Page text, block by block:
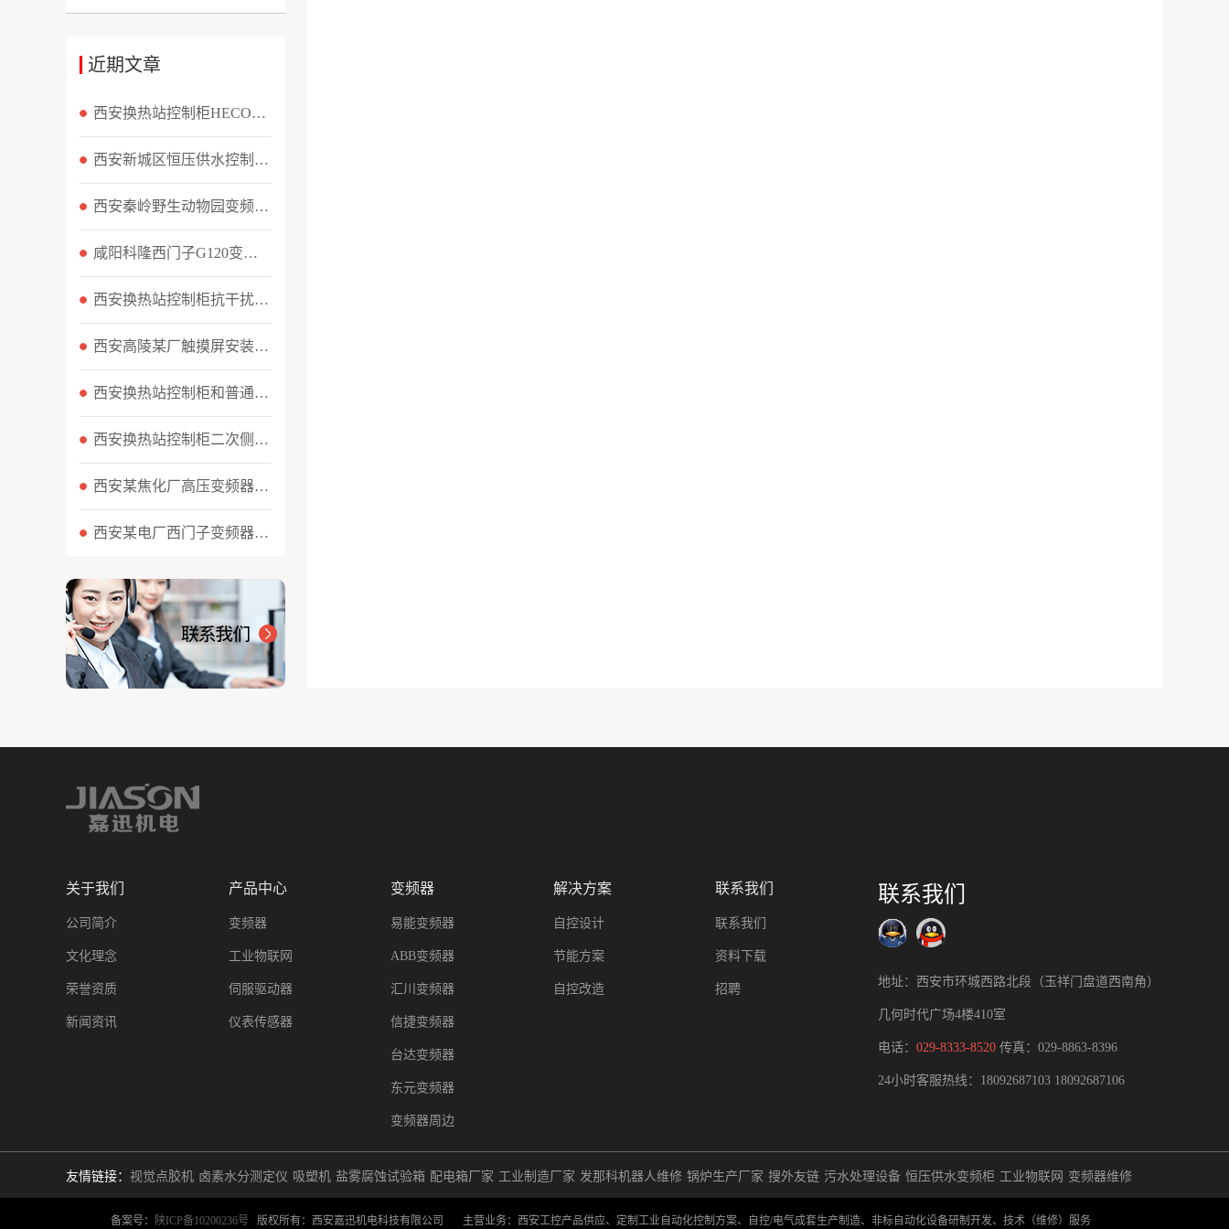
近期文章
西安换热站控制柜HECO系列产品介绍与选型配置
西安新城区恒压供水控制柜无法恒压？三处隐患排查实录
西安秦岭野生动物园变频器输出缺相故障排查记录
咸阳科隆西门子G120变频器F30004过载故障现场维修实录
西安换热站控制柜抗干扰措施都有哪些
西安高陵某厂触摸屏安装与变频器调试实录
西安换热站控制柜和普通水泵控制柜区别？
西安换热站控制柜二次侧超压怎么处理
西安某焦化厂高压变频器维修工作顺利完成
西安某电厂西门子变频器维修案例
关于我们
公司简介
文化理念
荣誉资质
新闻资讯
产品中心
变频器
工业物联网
伺服驱动器
仪表传感器
变频器
易能变频器
ABB变频器
汇川变频器
信捷变频器
台达变频器
东元变频器
变频器周边
解决方案
自控设计
节能方案
自控改造
联系我们
联系我们
资料下载
招聘
联系我们
地址：西安市环城西路北段（玉祥门盘道西南角）
几何时代广场4楼410室
电话： 029-8333-8520 传真：029-8863-8396
24小时客服热线： 18092687103 18092687106
友情链接： 视觉点胶机 卤素水分测定仪 吸塑机 盐雾腐蚀试验箱 配电箱厂家 工业制造厂家 发那科机器人维修 锅炉生产厂家 搜外友链 污水处理设备 恒压供水变频柜 工业物联网 变频器维修
备案号： 陕ICP备10200236号 版权所有：西安嘉迅机电科技有限公司 主营业务：西安工控产品供应、定制工业自动化控制方案、自控/电气成套生产制造、非标自动化设备研制开发、技术（维修）服务